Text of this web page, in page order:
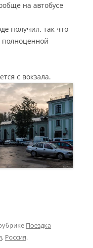
на автобусе
получил, так что
полноценной
с вокзала.
Поездка
, Россия.